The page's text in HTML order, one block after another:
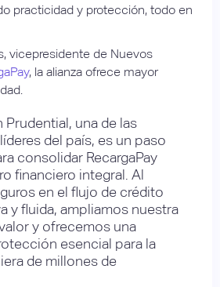
practicidad y protección, todo en
vicepresidente de Nuevos
, la alianza ofrece mayor
Prudential, una de las
del país, es un paso
consolidar RecargaPay
financiero integral. Al
en el flujo de crédito
y fluida, ampliamos nuestra
y ofrecemos una
esencial para la
de millones de